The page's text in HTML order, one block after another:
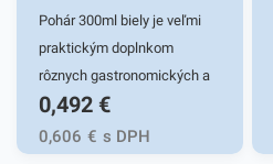
produkty, ktoré vás zaručene
oslovia.
Pohár 300ml biely je veľmi
praktickým doplnkom
rôznych gastronomických a
iných potravinových
prevádzok. Vhodný pre fresh
obchody či fast foody. Pohár
0,492 €
0,606 € s DPH